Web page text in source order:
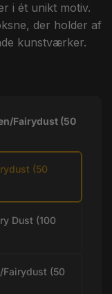
i ét unikt motiv.
der holder af
kunstværker.
Fairydust (50
(50
Dust (100
Fairydust (50